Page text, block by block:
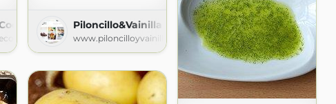
Piloncillo&Vainilla
www.piloncilloyvainilla.com